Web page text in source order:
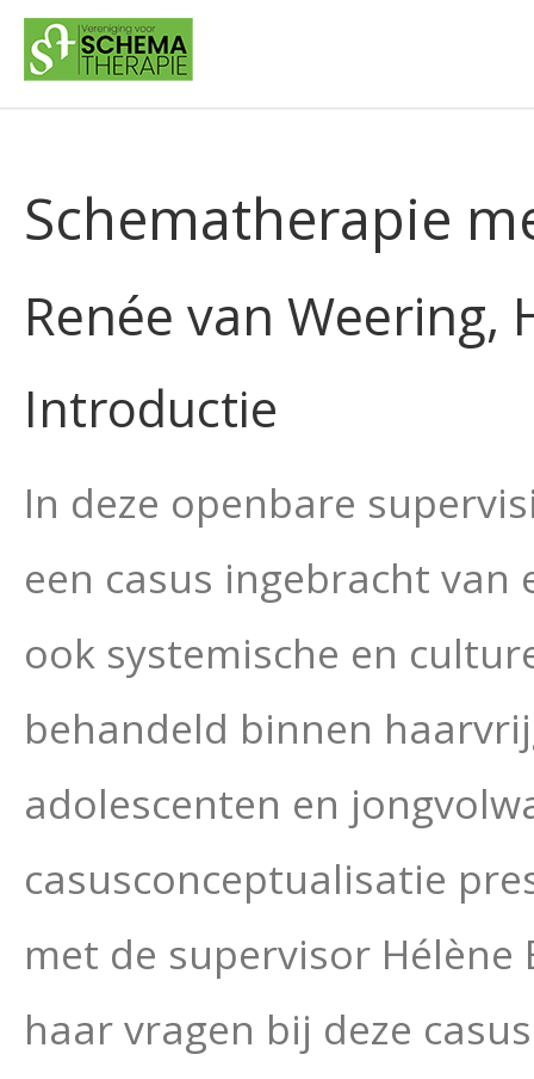
Schematherapie
Renée van Weering,
Introductie
In deze openbare
een casus ingebracht
ook systemische en
behandeld binnen
adolescenten en
casusconceptualisatie
met de supervisor
haar vragen bij deze